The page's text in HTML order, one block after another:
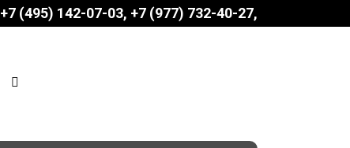
+7 (495) 142-07-03 ‎‎+7 (977) 732-40-27